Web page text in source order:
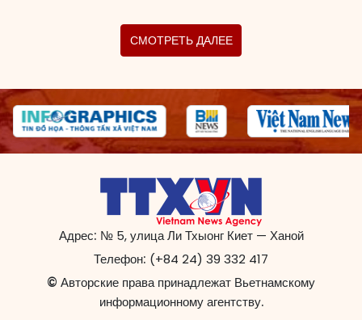
СМОТРЕТЬ ДАЛЕЕ
Адрес: № 5, улица Ли Тхыонг Киет — Ханой
Телефон: (+84 24) 39 332 417
© Авторские права принадлежат Вьетнамскому
информационному агентству.